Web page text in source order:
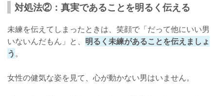
対処法②：真実であることを明るく伝える
未練を伝えてしまったときは、笑顔で「だって他にいい男
いないんだもん」と、 明るく未練があることを伝えましょ
う。
女性の健気な姿を見て、心が動かない男はいません。